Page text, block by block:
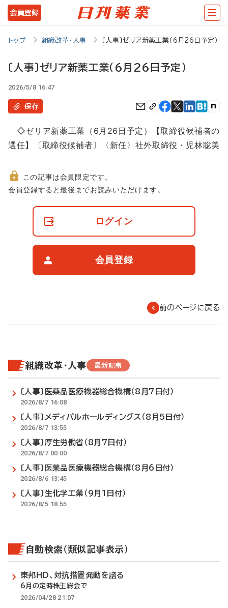
メ
イ
テ
会員登録
トップ 組織改革・人事 〔人事〕ゼリア新薬工業（6月26日予定）
〔人事〕ゼリア新薬工業（6月26日予定）
2026/5/8 16:47
保存
◇ゼリア新薬工業（6月26日予定）【取締役候補者の
選任】〔取締役候補者〕〈新任〉社外取締役・児林聡美
非
この記事は会員限定です。
会員登録すると最後までお読みいただけます。
ログイン
会員登録
前のページに戻る
組織改革・人事 最新記事
〔人事〕医薬品医療機器総合機構（8月7日付）
2026/8/7 16:08
〔人事〕メディパルホールディングス（8月5日付）
2026/8/7 13:55
〔人事〕厚生労働省（8月7日付）
2026/8/7 00:00
〔人事〕医薬品医療機器総合機構（8月6日付）
2026/8/6 13:45
〔人事〕生化学工業（9月1日付）
2026/8/5 18:55
自動検索（類似記事表示）
東邦HD、対抗措置発動を諮る
6月の定時株主総会で
2026/04/28 21:07